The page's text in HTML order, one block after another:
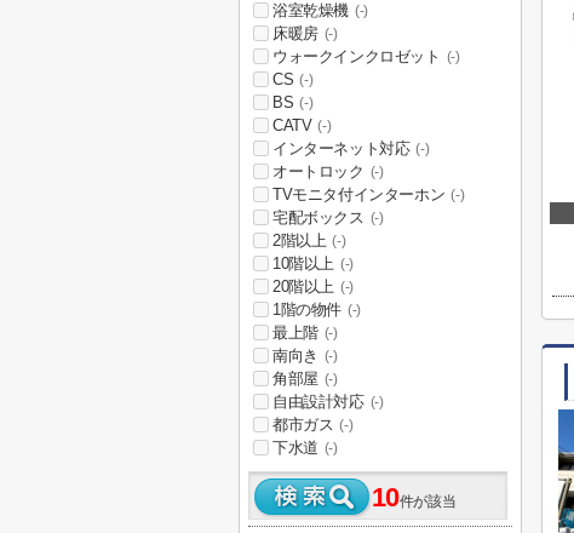
浴室乾燥機 (-)
床暖房 (-)
ウォークインクロゼット (-)
CS (-)
BS (-)
CATV (-)
インターネット対応 (-)
オートロック (-)
TVモニタ付インターホン (-)
宅配ボックス (-)
2階以上 (-)
10階以上 (-)
20階以上 (-)
1階の物件 (-)
最上階 (-)
南向き (-)
角部屋 (-)
自由設計対応 (-)
都市ガス (-)
下水道 (-)
10件が該当